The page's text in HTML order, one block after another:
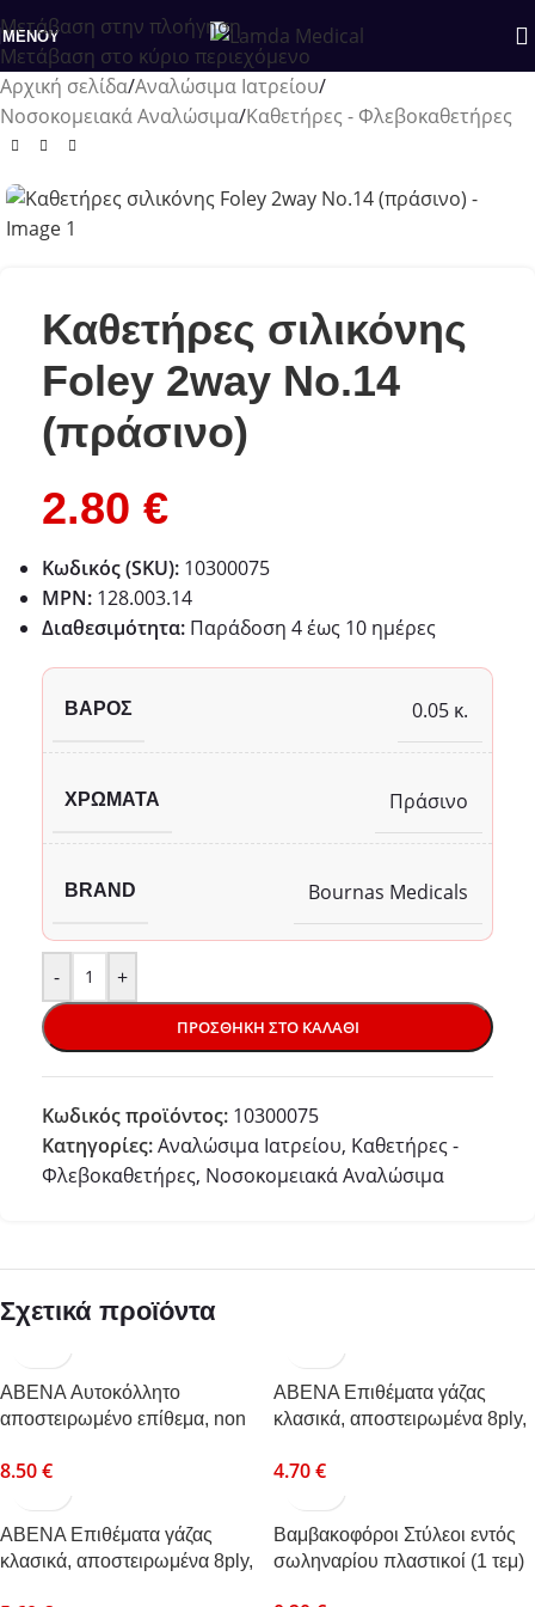
Μετάβαση στην πλοήγηση
Μετάβαση στο κύριο περιεχόμενο
Πιθανές παραγγελίες στο ηλεκτρονικό
κατάστημα, εκείνη την περίοδο, θα
εξυπηρετηθούν μετά τις 23/08 κατά
ΜΕΝΟΎ
Αρχική σελίδα/Αναλώσιμα Ιατρείου/
Νοσοκομειακά Αναλώσιμα/Καθετήρες - Φλεβοκαθετήρες
Καθετήρες σιλικόνης
Foley 2way No.14
(πράσινο)
2.80 €
Κωδικός (SKU): 10300075
MPN: 128.003.14
Διαθεσιμότητα: Παράδoση 4 έως 10 ημέρες
ΒΆΡΟΣ 0.05 κ.
ΧΡΏΜΑΤΑ Πράσινο
BRAND Bournas Medicals
- +
ΠΡΟΣΘΉΚΗ ΣΤΟ ΚΑΛΆΘΙ
Κωδικός προϊόντος: 10300075
Κατηγορίες:Αναλώσιμα Ιατρείου, Καθετήρες -
Φλεβοκαθετήρες, Νοσοκομειακά Αναλώσιμα
Σχετικά προϊόντα
ABENA Αυτοκόλλητο
αποστειρωμένο επίθεμα, non
8.50€
ABENA Επιθέματα γάζας
κλασικά, αποστειρωμένα 8ply,
4.70€
ABENA Επιθέματα γάζας
κλασικά, αποστειρωμένα 8ply,
Βαμβακοφόροι Στύλεοι εντός
σωληναρίου πλαστικοί (1 τεμ)